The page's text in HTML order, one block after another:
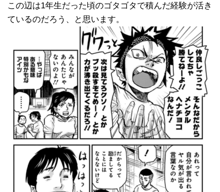
この辺は1年生だった頃のゴタゴタで積んだ経験が活き
ているのだろう、と思います。